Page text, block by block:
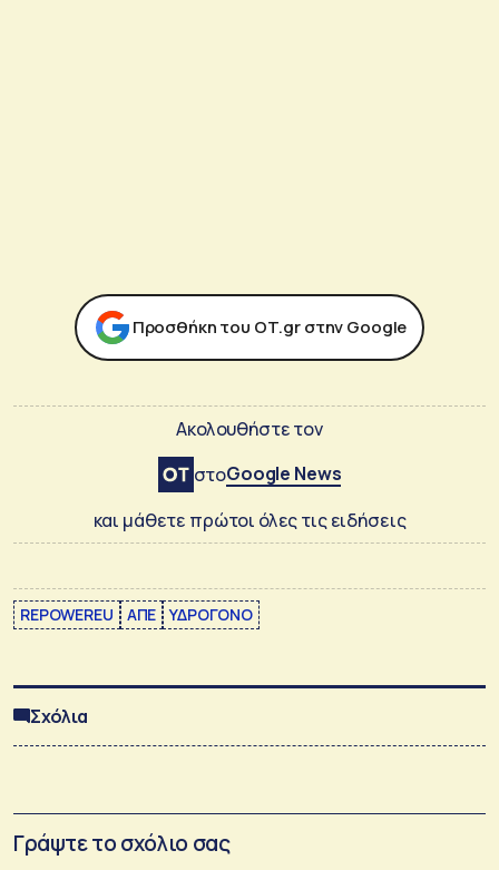
Προσθήκη του ΟΤ.gr στην Google
Ακολουθήστε τον
στοGoogle News
και μάθετε πρώτοι όλες τις ειδήσεις
REPOWEREU ΑΠΕ ΥΔΡΟΓΟΝΟ
Σχόλια
Γράψτε το σχόλιο σας